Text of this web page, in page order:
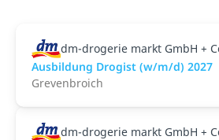
dm-drogerie markt GmbH +
Ausbildung Drogist (w/m/d) 2027
Grevenbroich
dm-drogerie markt GmbH +